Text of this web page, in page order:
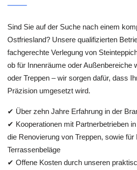
Sind Sie auf der Suche nach einem
Ostfriesland? Unsere qualifizierten
fachgerechte Verlegung von
ob für Innenräume oder Außenbereiche
oder Treppen – wir sorgen dafür, dass
Präzision umgesetzt wird.
✔ Über zehn Jahre Erfahrung in der
✔ Kooperationen mit Partnerbetrieben
die Renovierung von Treppen, sowie für
Terrassenbeläge
✔ Offene Kosten durch unseren